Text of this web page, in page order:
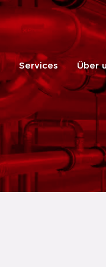
schließen
Services Über